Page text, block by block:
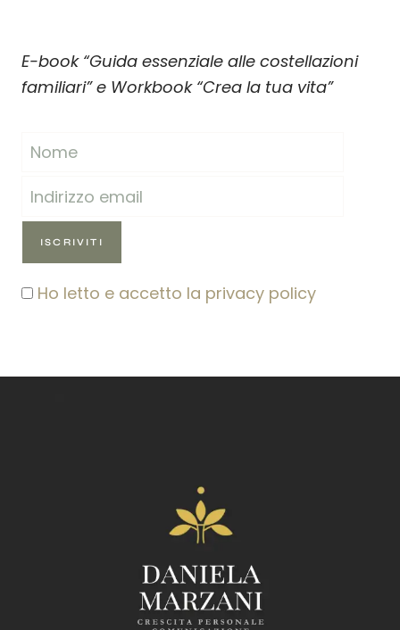
E-book “Guida essenziale alle costellazioni
familiari” e Workbook “Crea la tua vita”
Ho letto e accetto la privacy policy